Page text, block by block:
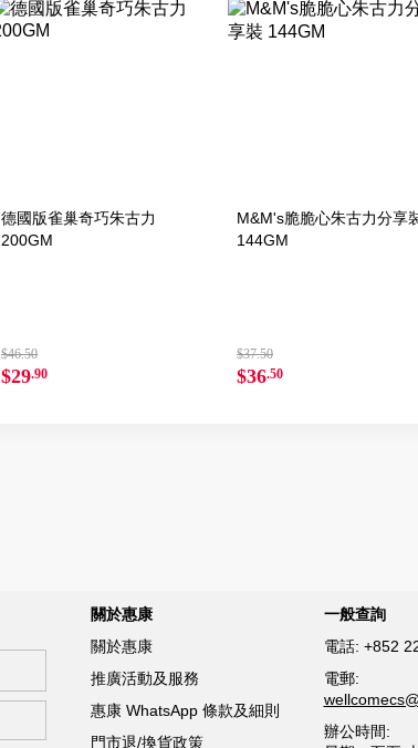
德國版雀巢奇巧朱古力
200GM
$46.50
$29.90
M&M's脆脆心朱古力分享
144GM
$37.50
$36.50
關於惠康
關於惠康
推廣活動及服務
惠康 WhatsApp 條款及細則
門市退/換貨政策
一般查詢
電話: +852
電郵:
辦公時間: